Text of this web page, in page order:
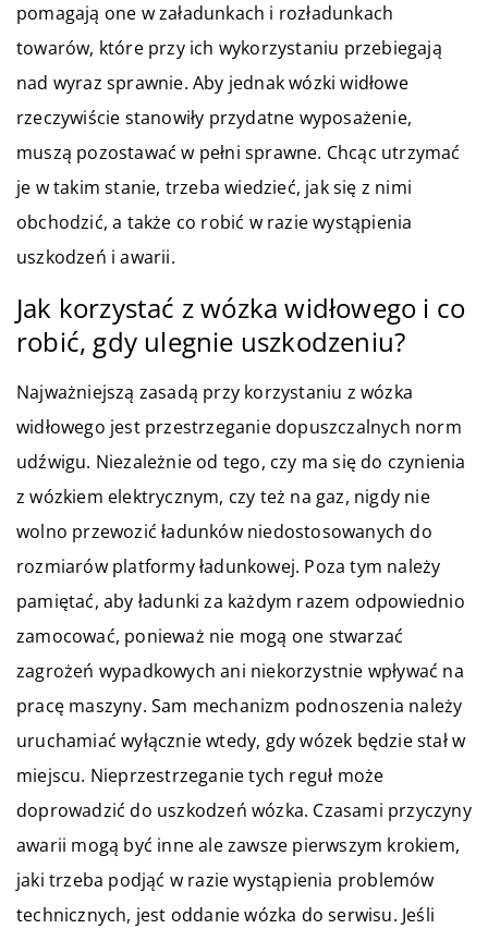
pomagają one w załadunkach i rozładunkach
towarów, które przy ich wykorzystaniu przebiegają
nad wyraz sprawnie. Aby jednak wózki widłowe
rzeczywiście stanowiły przydatne wyposażenie,
muszą pozostawać w pełni sprawne. Chcąc utrzymać
je w takim stanie, trzeba wiedzieć, jak się z nimi
obchodzić, a także co robić w razie wystąpienia
uszkodzeń i awarii.
Jak korzystać z wózka widłowego i co
robić, gdy ulegnie uszkodzeniu?
Najważniejszą zasadą przy korzystaniu z wózka
widłowego jest przestrzeganie dopuszczalnych norm
udźwigu. Niezależnie od tego, czy ma się do czynienia
z wózkiem elektrycznym, czy też na gaz, nigdy nie
wolno przewozić ładunków niedostosowanych do
rozmiarów platformy ładunkowej. Poza tym należy
pamiętać, aby ładunki za każdym razem odpowiednio
zamocować, ponieważ nie mogą one stwarzać
zagrożeń wypadkowych ani niekorzystnie wpływać na
pracę maszyny. Sam mechanizm podnoszenia należy
uruchamiać wyłącznie wtedy, gdy wózek będzie stał w
miejscu. Nieprzestrzeganie tych reguł może
doprowadzić do uszkodzeń wózka. Czasami przyczyny
awarii mogą być inne ale zawsze pierwszym krokiem,
jaki trzeba podjąć w razie wystąpienia problemów
technicznych, jest oddanie wózka do serwisu. Jeśli